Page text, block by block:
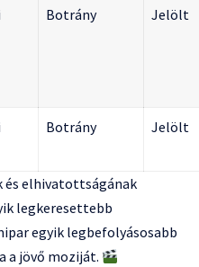
Botrány Jelölt
Botrány Jelölt
és elhivatottságának
legkeresettebb
egyik legbefolyásosabb
a jövő moziját.